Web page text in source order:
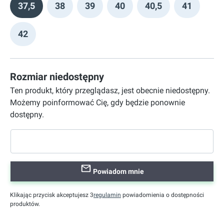
37,5 38 39 40 40,5 41
42
Rozmiar niedostępny
Ten produkt, który przeglądasz, jest obecnie niedostępny.
Możemy poinformować Cię, gdy będzie ponownie
dostępny.
Powiadom mnie
Klikając przycisk akceptujesz 3regulamin powiadomienia o dostępności
produktów.